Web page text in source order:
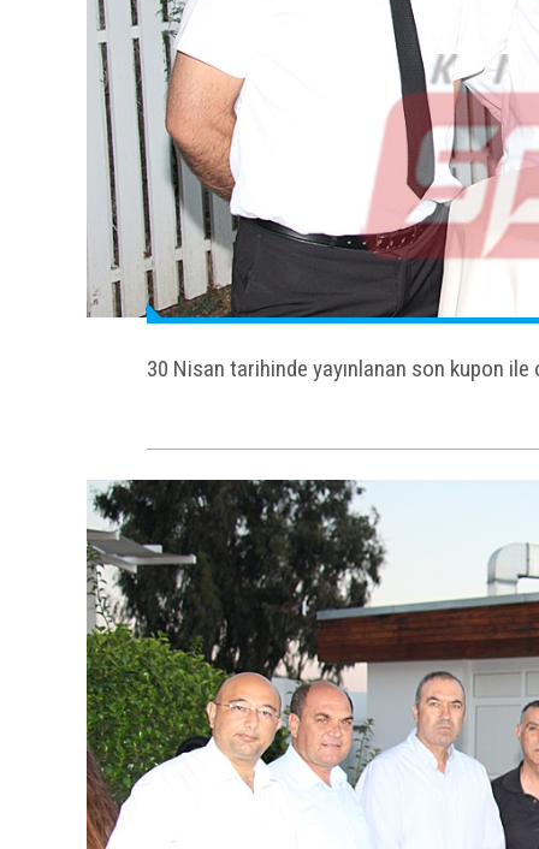
30 Nisan tarihinde yayınlanan son kupon ile